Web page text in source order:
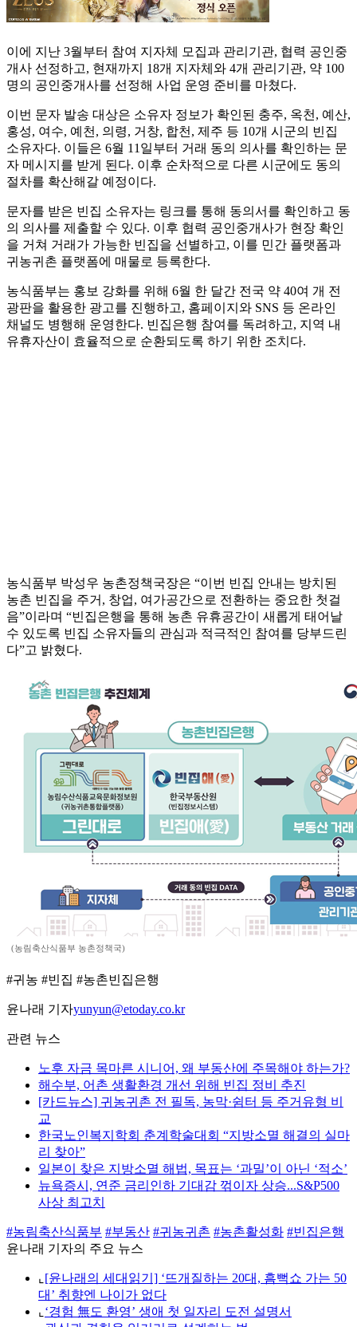
이에 지난 3월부터 참여 지자체 모집과 관리기관, 협력 공인중
개사 선정하고, 현재까지 18개 지자체와 4개 관리기관, 약 100
명의 공인중개사를 선정해 사업 운영 준비를 마쳤다.
이번 문자 발송 대상은 소유자 정보가 확인된 충주, 옥천, 예산,
홍성, 여수, 예천, 의령, 거창, 합천, 제주 등 10개 시군의 빈집
소유자다. 이들은 6월 11일부터 거래 동의 의사를 확인하는 문
자 메시지를 받게 된다. 이후 순차적으로 다른 시군에도 동의
절차를 확산해갈 예정이다.
문자를 받은 빈집 소유자는 링크를 통해 동의서를 확인하고 동
의 의사를 제출할 수 있다. 이후 협력 공인중개사가 현장 확인
을 거쳐 거래가 가능한 빈집을 선별하고, 이를 민간 플랫폼과
귀농귀촌 플랫폼에 매물로 등록한다.
농식품부는 홍보 강화를 위해 6월 한 달간 전국 약 40여 개 전
광판을 활용한 광고를 진행하고, 홈페이지와 SNS 등 온라인
채널도 병행해 운영한다. 빈집은행 참여를 독려하고, 지역 내
유휴자산이 효율적으로 순환되도록 하기 위한 조치다.
농식품부 박성우 농촌정책국장은 “이번 빈집 안내는 방치된
농촌 빈집을 주거, 창업, 여가공간으로 전환하는 중요한 첫걸
음”이라며 “빈집은행을 통해 농촌 유휴공간이 새롭게 태어날
수 있도록 빈집 소유자들의 관심과 적극적인 참여를 당부드린
다”고 밝혔다.
(농림축산식품부 농촌정책국)
#귀농 #빈집 #농촌빈집은행
윤나래 기자yunyun@etoday.co.kr
관련 뉴스
노후 자금 목마른 시니어, 왜 부동산에 주목해야 하는가?
해수부, 어촌 생활환경 개선 위해 빈집 정비 추진
[카드뉴스] 귀농귀촌 전 필독, 농막·쉼터 등 주거유형 비
교
한국노인복지학회 춘계학술대회 “지방소멸 해결의 실마
리 찾아”
일본이 찾은 지방소멸 해법, 목표는 ‘과밀’이 아닌 ‘적소’
뉴욕증시, 연준 금리인하 기대감 꺾이자 상승...S&P500
사상 최고치
#농림축산식품부 #부동산 #귀농귀촌 #농촌활성화 #빈집은행
윤나래 기자의 주요 뉴스
⌞ [윤나래의 세대읽기] ‘뜨개질하는 20대, 흠뻑쇼 가는 50
대’ 취향엔 나이가 없다
⌞ ‘경험 無도 환영’ 생애 첫 일자리 도전 설명서